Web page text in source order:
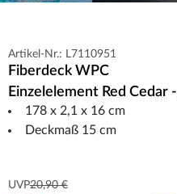
Artikel-Nr.: L7110951
Fiberdeck WPC
Einzelelement Red Cedar -
für Sichtschutzzaun
178 x 2,1 x 16 cm
Deckmaß 15 cm
UVP20,90 €